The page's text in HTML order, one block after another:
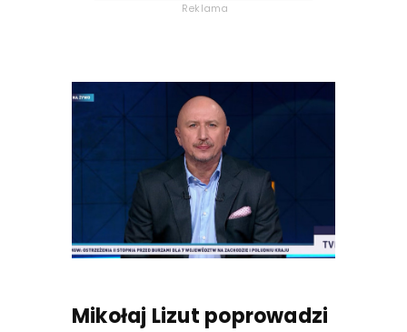
Reklama
Mikołaj Lizut poprowadzi